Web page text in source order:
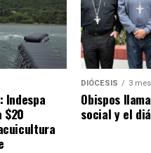
Indespa
$20
DIÓCESIS 3
Obispos
social y el